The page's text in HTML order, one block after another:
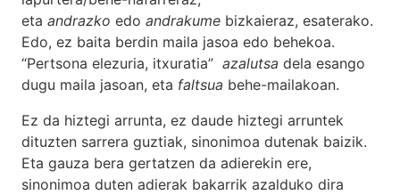
eta andrazko edo andrakume bizkaieraz, esaterako.
Edo, ez baita berdin maila jasoa edo behekoa.
“Pertsona elezuria, itxuratia” azalutsa dela esango
dugu maila jasoan, eta faltsua behe-mailakoan.
Ez da hiztegi arrunta, ez daude hiztegi arruntek
dituzten sarrera guztiak, sinonimoa dutenak baizik.
Eta gauza bera gertatzen da adierekin ere,
sinonimoa duten adierak bakarrik azalduko dira